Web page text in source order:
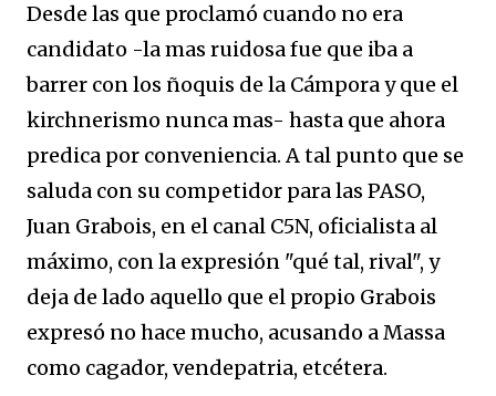
Desde las que proclamó cuando no era
candidato -la mas ruidosa fue que iba a
barrer con los ñoquis de la Cámpora y que el
kirchnerismo nunca mas- hasta que ahora
predica por conveniencia. A tal punto que se
saluda con su competidor para las PASO,
Juan Grabois, en el canal C5N, oficialista al
máximo, con la expresión "qué tal, rival", y
deja de lado aquello que el propio Grabois
expresó no hace mucho, acusando a Massa
como cagador, vendepatria, etcétera.